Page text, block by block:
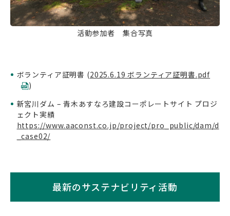
活動参加者 集合写真
ボランティア証明書 (2025.6.19 ボランティア証明書.pdf
)
新宮川ダム – 青木あすなろ建設コーポレートサイト プロジ
ェクト実績
https://www.aaconst.co.jp/project/pro_public/dam/d
_case02/
最新のサステナビリティ活動